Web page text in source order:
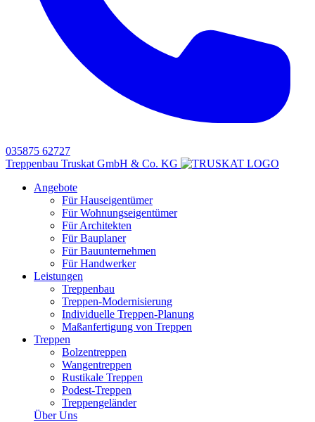
035875 62727
Treppenbau Truskat GmbH & Co. KG
Angebote
Für Hauseigentümer
Für Wohnungseigentümer
Für Architekten
Für Bauplaner
Für Bauunternehmen
Für Handwerker
Leistungen
Treppenbau
Treppen-Modernisierung
Individuelle Treppen-Planung
Maßanfertigung von Treppen
Treppen
Bolzentreppen
Wangentreppen
Rustikale Treppen
Podest-Treppen
Treppengeländer
Über Uns